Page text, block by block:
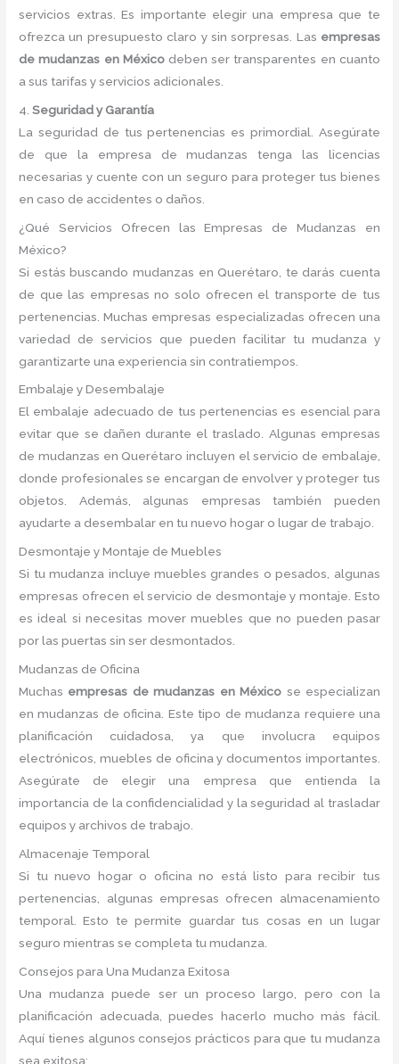
servicios extras. Es importante elegir una empresa que te
ofrezca un presupuesto claro y sin sorpresas. Las empresas
de mudanzas en Méxicodeben ser transparentes en cuanto
a sus tarifas y servicios adicionales.
4.Seguridad y Garantía
La seguridad de tus pertenencias es primordial. Asegúrate
de que la empresa de mudanzas tenga las licencias
necesarias y cuente con un seguro para proteger tus bienes
en caso de accidentes o daños.
¿Qué Servicios Ofrecen las Empresas de Mudanzas en
México?
Si estás buscando mudanzas en Querétaro, te darás cuenta
de que las empresas no solo ofrecen el transporte de tus
pertenencias. Muchas empresas especializadas ofrecen una
variedad de servicios que pueden facilitar tu mudanza y
garantizarte una experiencia sin contratiempos.
Embalaje y Desembalaje
El embalaje adecuado de tus pertenencias es esencial para
evitar que se dañen durante el traslado. Algunas empresas
de mudanzas en Querétaro incluyen el servicio de embalaje,
donde profesionales se encargan de envolver y proteger tus
objetos. Además, algunas empresas también pueden
ayudarte a desembalar en tu nuevo hogar o lugar de trabajo.
Desmontaje y Montaje de Muebles
Si tu mudanza incluye muebles grandes o pesados, algunas
empresas ofrecen el servicio de desmontaje y montaje. Esto
es ideal si necesitas mover muebles que no pueden pasar
por las puertas sin ser desmontados.
Mudanzas de Oficina
Muchas empresas de mudanzas en México se especializan
en mudanzas de oficina. Este tipo de mudanza requiere una
planificación cuidadosa, ya que involucra equipos
electrónicos, muebles de oficina y documentos importantes.
Asegúrate de elegir una empresa que entienda la
importancia de la confidencialidad y la seguridad al trasladar
equipos y archivos de trabajo.
Almacenaje Temporal
Si tu nuevo hogar o oficina no está listo para recibir tus
pertenencias, algunas empresas ofrecen almacenamiento
temporal. Esto te permite guardar tus cosas en un lugar
seguro mientras se completa tu mudanza.
Consejos para Una Mudanza Exitosa
Una mudanza puede ser un proceso largo, pero con la
planificación adecuada, puedes hacerlo mucho más fácil.
Aquí tienes algunos consejos prácticos para que tu mudanza
sea exitosa: